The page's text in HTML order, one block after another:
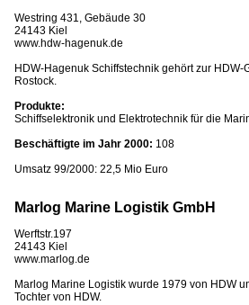
Westring 431, Gebäude 30
24143 Kiel
www.hdw-hagenuk.de
HDW-Hagenuk Schiffstechnik gehört zur
Rostock.
Produkte:
Schiffselektronik und Elektrotechnik für die
Beschäftigte im Jahr 2000: 108
Umsatz 99/2000: 22,5 Mio Euro
Marlog Marine Logistik GmbH
Werftstr.197
24143 Kiel
www.marlog.de
Marlog Marine Logistik wurde 1979 von HDW
Tochter von HDW.